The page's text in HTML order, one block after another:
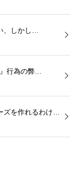
しかし…
行為の弊…
を作れるわけ…